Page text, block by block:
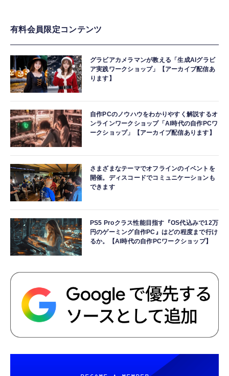
有料会員限定コンテンツ
グラビアカメラマンが教える「生成AIグラビ
ア実践ワークショップ」【アーカイブ配信あ
ります】
自作PCのノウハウをわかりやすく解説するオ
ンラインワークショップ「AI時代の自作PCワ
ークショップ」【アーカイブ配信あります】
さまざまなテーマでオフラインのイベントを
開催。ディスコードでコミュニケーションも
できます
PS5 Proクラス性能目指す『OS代込みで12万
円のゲーミング自作PC』はどの程度まで行け
るか。【AI時代の自作PCワークショップ】